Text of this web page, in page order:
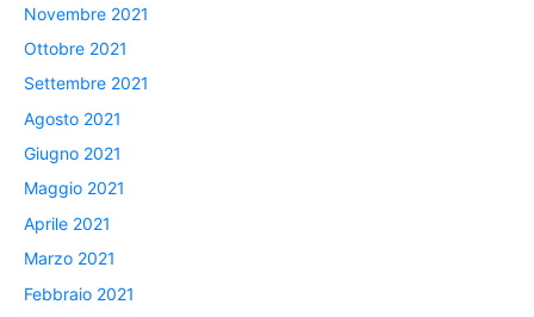
Novembre 2021
Ottobre 2021
Settembre 2021
Agosto 2021
Giugno 2021
Maggio 2021
Aprile 2021
Marzo 2021
Febbraio 2021